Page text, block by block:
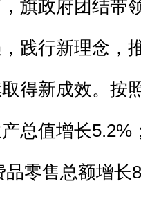
旗政府团结带
践行新理念，
得新成效。按
总值增长5.2%
品零售总额增长